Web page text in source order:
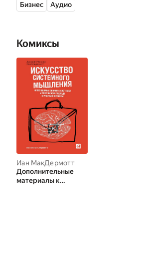
Бизнес Аудио
Комиксы
Иан МакДермотт
Дополнительные
материалы к